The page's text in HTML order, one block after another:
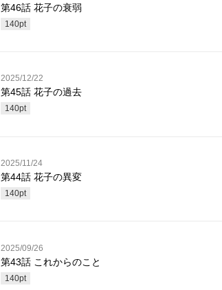
第46話 花子の衰弱
140pt
2025/12/22
第45話 花子の過去
140pt
2025/11/24
第44話 花子の異変
140pt
2025/09/26
第43話 これからのこと
140pt